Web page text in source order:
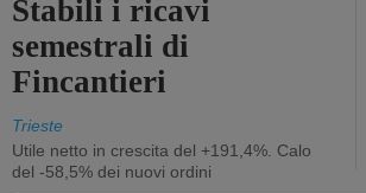
Stabili i ricavi
semestrali di
Fincantieri
Trieste
Utile netto in crescita del +191,4%. Calo
del -58,5% dei nuovi ordini